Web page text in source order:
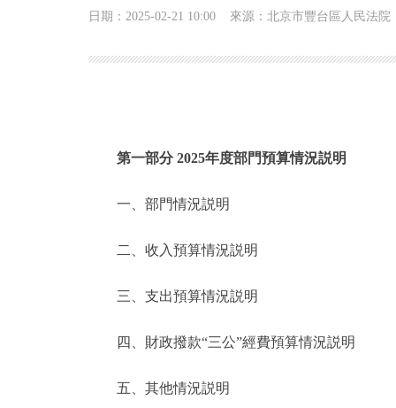
便民服務
日期：2025-02-21 10:00 來源：北京市豐台區人民法院
第一部分 2025年度部門預算情況説明
一、部門情況説明
二、收入預算情況説明
三、支出預算情況説明
四、財政撥款“三公”經費預算情況説明
五、其他情況説明